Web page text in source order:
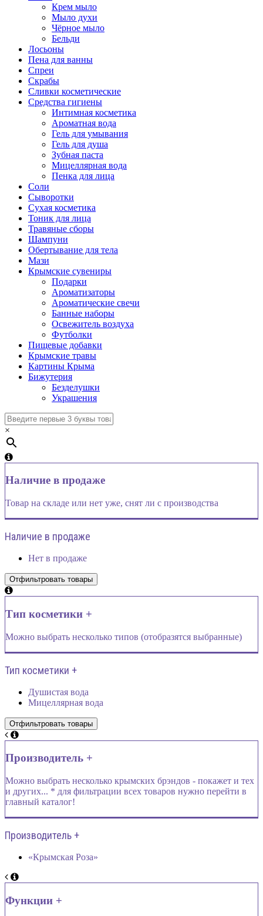
Крем мыло
Мыло духи
Чёрное мыло
Бельди
Лосьоны
Пена для ванны
Спреи
Скрабы
Сливки косметические
Средства гигиены
Интимная косметика
Ароматная вода
Гель для умывания
Гель для душа
Зубная паста
Мицеллярная вода
Пенка для лица
Соли
Сыворотки
Сухая косметика
Тоник для лица
Травяные сборы
Шампуни
Обертывание для тела
Мази
Крымские сувениры
Подарки
Ароматизаторы
Ароматические свечи
Банные наборы
Освежитель воздуха
Футболки
Пищевые добавки
Крымские травы
Картины Крыма
Бижутерия
Безделушки
Украшения
×
Наличие в продаже
Товар на складе или нет уже, снят ли с производства
Наличие в продаже
Нет в продаже
Тип косметики +
Можно выбрать несколько типов (отобразятся выбранные)
Тип косметики +
Душистая вода
Мицеллярная вода
Производитель +
Можно выбрать несколько крымских брэндов - покажет и тех
и других... * для фильтрации всех товаров нужно перейти в
главный каталог!
Производитель +
«Крымская Роза»
Функции +